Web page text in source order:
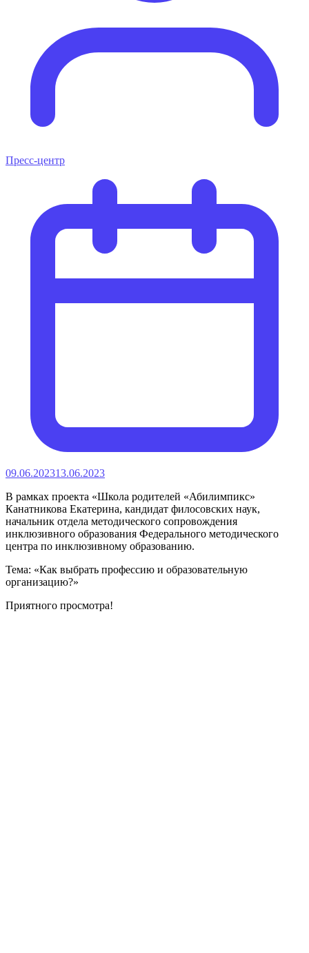
Пресс-центр
09.06.202313.06.2023
В рамках проекта «Школа родителей «Абилимпикс»
Канатникова Екатерина, кандидат филосовских наук,
начальник отдела методического сопровождения
инклюзивного образования Федерального методического
центра по инклюзивному образованию.
Тема: «Как выбрать профессию и образовательную
организацию?»
Приятного просмотра!